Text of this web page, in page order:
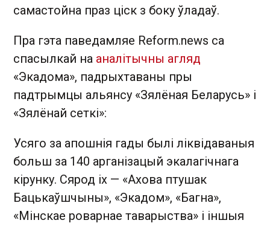
самастойна праз ціск з боку ўладаў.
Пра гэта паведамляе Reform.news са
спасылкай на аналітычны агляд
«Экадома», падрыхтаваны пры
падтрымцы альянсу «Зялёная Беларусь» і
«Зялёнай сеткі»:
Усяго за апошнія гады былі ліквідаваныя
больш за 140 арганізацый экалагічнага
кірунку. Сярод іх — «Ахова птушак
Бацькаўшчыны», «Экадом», «Багна»,
«Мінскае роварнае таварыства» і іншыя